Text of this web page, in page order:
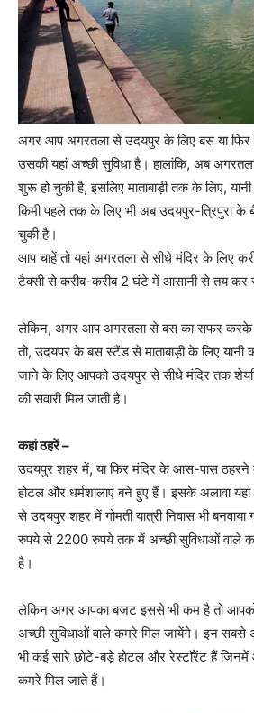
अगर आप अगरतला से उदयपुर के लिए बस या फिर
उसकी यहां अच्छी सुविधा है। हालांकि, अब
शुरू हो चुकी है, इसलिए माताबाड़ी तक के लिए,
किमी पहले तक के लिए भी अब उदयपुर-त्रिपुरा के
चुकी है।
आप चाहें तो यहां अगरतला से सीधे मंदिर के लिए
टैक्सी से करीब-करीब 2 घंटे में आसानी से तय कर
लेकिन, अगर आप अगरतला से बस का सफर करके
तो, उदयपर के बस स्टैंड से माताबाड़ी के लिए
जाने के लिए आपको उदयपुर से सीधे मंदिर तक
की सवारी मिल जाती है।
कहां ठहरें –
उदयपुर शहर में, या फिर मंदिर के आस-पास
होटल और धर्मशालाएं बने हुए हैं। इसके अलावा
से उदयपुर शहर में गोमती यात्री निवास भी
रुपये से 2200 रुपये तक में अच्छी सुविधाओं वाले
है।
लेकिन अगर आपका बजट इससे भी कम है तो
अच्छी सुविधाओं वाले कमरे मिल जायेंगे। इन
भी कई सारे छोटे-बड़े होटल और रेस्टाॅरेंट हैं
कमरे मिल जाते हैं।